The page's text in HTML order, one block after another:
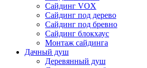
Сайдинг VOX
Сайдинг под дерево
Сайдинг под бревно
Сайдинг блокхаус
Монтаж сайдинга
Дачный душ
Деревянный душ